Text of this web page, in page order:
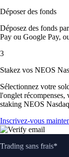
Déposer des fonds
Déposez des fonds
Pay ou Google Pay,
3
Stakez vos NEOS
Sélectionnez votre
l'onglet
staking NEOS
Inscrivez-vous
Trading sans frais*